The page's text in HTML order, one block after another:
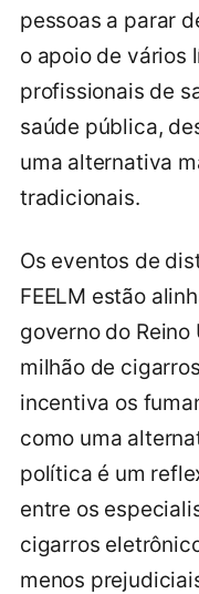
pessoas a parar
o apoio de vários
profissionais de
saúde pública,
uma alternativa
tradicionais.
Os eventos de
FEELM estão
governo do
milhão de
incentiva os
como uma
política é um
entre os
cigarros
menos